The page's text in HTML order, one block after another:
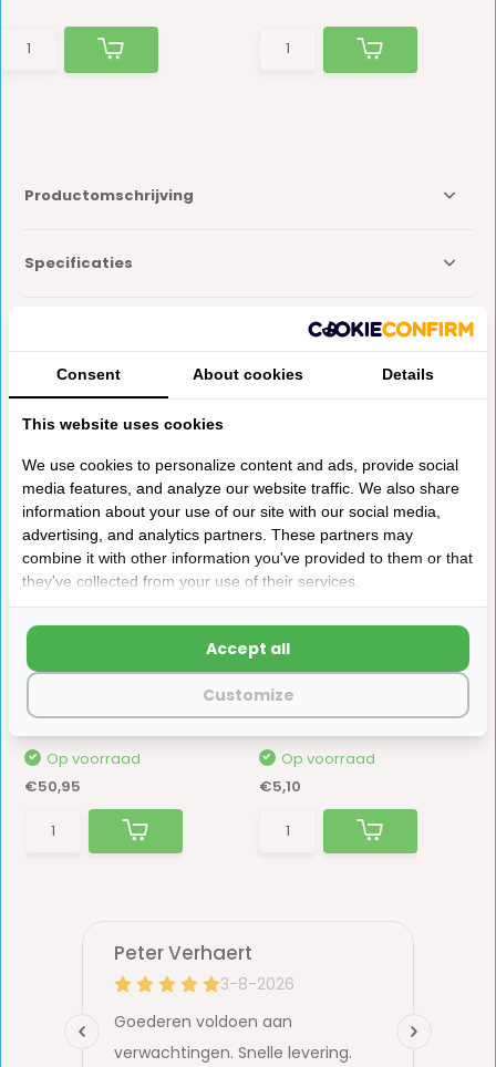
Productomschrijving
Specificaties
Delen
Anderen kochten ook
Truma Rooster
Wandschoorsteen WK Wit
Op voorraad
€50,95
Op voorraad
€5,10
Consent About cookies Details
This website uses cookies
We use cookies to personalize content and ads, provide social
media features, and analyze our website traffic. We also share
information about your use of our site with our social media,
advertising, and analytics partners. These partners may
combine it with other information you've provided to them or that
they've collected from your use of their services.
Customize
Accept all